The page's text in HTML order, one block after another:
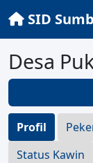
SID
Desa
Profil
Status Kawin